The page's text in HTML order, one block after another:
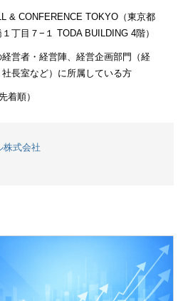
& CONFERENCE TOKYO（東京都
丁目７−１ TODA BUILDING 4階）
営者・経営陣、経営企画部門（経
長室など）に所属している方
着順）
株式会社